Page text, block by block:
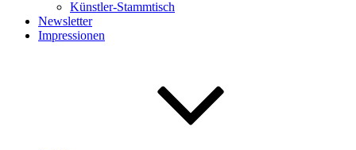
Künstler-Stammtisch
Newsletter
Impressionen